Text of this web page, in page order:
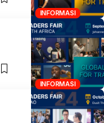
INFORMASI
INFORMASI